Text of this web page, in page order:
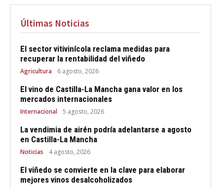
Últimas Noticias
El sector vitivinícola reclama medidas para
recuperar la rentabilidad del viñedo
Agricultura 6 agosto, 2026
El vino de Castilla-La Mancha gana valor en los
mercados internacionales
Internacional 5 agosto, 2026
La vendimia de airén podría adelantarse a agosto
en Castilla-La Mancha
Noticias 4 agosto, 2026
El viñedo se convierte en la clave para elaborar
mejores vinos desalcoholizados